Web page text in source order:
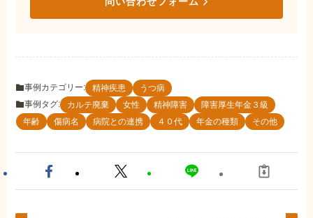
事例カテゴリー: 精神疾患
うつ病
事例タグ:
カルテ廃棄 女性 精神障害
障害厚生年金３級
年齢
傷病名 病院との連携 ４０代 年金の種類 その他